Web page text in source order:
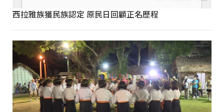
西拉雅族獲民族認定 原民日回顧正名歷程